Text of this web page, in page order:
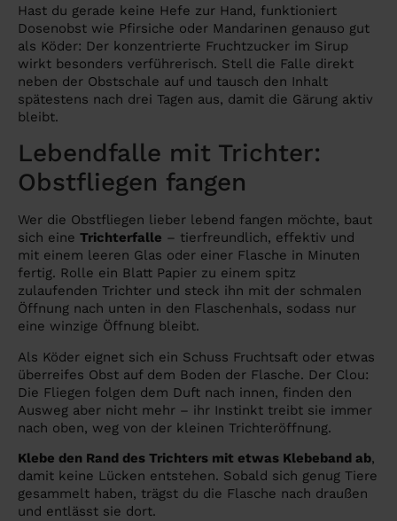
Hast du gerade keine Hefe zur Hand, funktioniert
Dosenobst wie Pfirsiche oder Mandarinen genauso gut
als Köder: Der konzentrierte Fruchtzucker im Sirup
wirkt besonders verführerisch. Stell die Falle direkt
neben der Obstschale auf und tausch den Inhalt
spätestens nach drei Tagen aus, damit die Gärung aktiv
bleibt.
Lebendfalle mit Trichter:
Obstfliegen fangen
Wer die Obstfliegen lieber lebend fangen möchte, baut
sich eine Trichterfalle – tierfreundlich, effektiv und
mit einem leeren Glas oder einer Flasche in Minuten
fertig. Rolle ein Blatt Papier zu einem spitz
zulaufenden Trichter und steck ihn mit der schmalen
Öffnung nach unten in den Flaschenhals, sodass nur
eine winzige Öffnung bleibt.
Als Köder eignet sich ein Schuss Fruchtsaft oder etwas
überreifes Obst auf dem Boden der Flasche. Der Clou:
Die Fliegen folgen dem Duft nach innen, finden den
Ausweg aber nicht mehr – ihr Instinkt treibt sie immer
nach oben, weg von der kleinen Trichteröffnung.
Klebe den Rand des Trichters mit etwas Klebeband ab,
damit keine Lücken entstehen. Sobald sich genug Tiere
gesammelt haben, trägst du die Flasche nach draußen
und entlässt sie dort.